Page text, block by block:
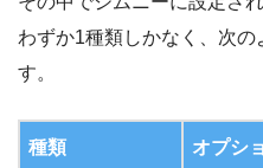
わずか1種類しかなく、次の
す。
種類 オプシ